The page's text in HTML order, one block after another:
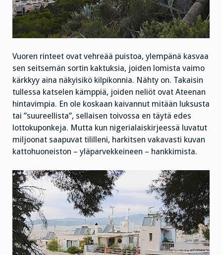
Vuoren rinteet ovat vehreää puistoa, ylempänä kasvaa
sen seitsemän sortin kaktuksia, joiden lomista vaimo
kärkkyy aina näkyisikö kilpikonnia. Nähty on. Takaisin
tullessa katselen kämppiä, joiden neliöt ovat Ateenan
hintavimpia. En ole koskaan kaivannut mitään luksusta
tai ”suureellista”, sellaisen toivossa en täytä edes
lottokuponkeja. Mutta kun nigerialaiskirjeessä luvatut
miljoonat saapuvat tililleni, harkitsen vakavasti kuvan
kattohuoneiston – yläparvekkeineen – hankkimista.